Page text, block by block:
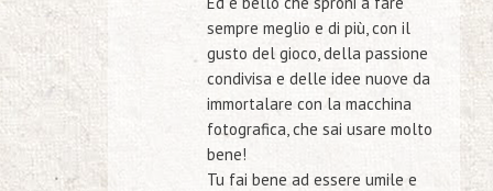
sempre meglio e di più, con il
gusto del gioco, della passione
condivisa e delle idee nuove da
immortalare con la macchina
fotografica, che sai usare molto
bene!
Tu fai bene ad essere umile e